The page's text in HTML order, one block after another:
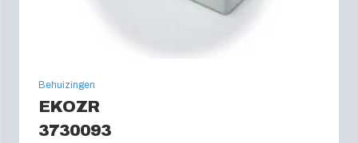
Behuizingen
EKOZR
3730093